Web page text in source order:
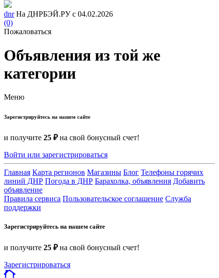
dnr На ДНРБЭЙ.РУ с 04.02.2026
(0)
Пожаловаться
Объявления из той же
категории
Меню
Зарегистрируйтесь на нашем сайте
и получите 25 ₽на свой бонусный счет!
Войти или зарегистрироваться
Главная Карта регионов Магазины Блог Телефоны горячих
линий ДНР Погода в ДНР Барахолка, объявления Добавить
объявление
Правила сервиса Пользовательское соглашение Служба
поддержки
Зарегистрируйтесь на нашем сайте
и получите 25 ₽на свой бонусный счет!
Зарегистрироваться